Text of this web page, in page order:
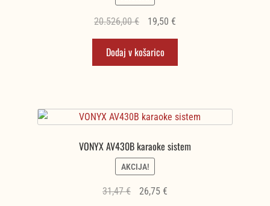
20.526,00€
Izvirna
cena
je
bila:
19,50 €Trenutna
cena
19,50 €.
Dodaj v košarico
VONYX AV430B karaoke sistem
AKCIJA!
31,47€
Izvirna
26,75 €Trenutna